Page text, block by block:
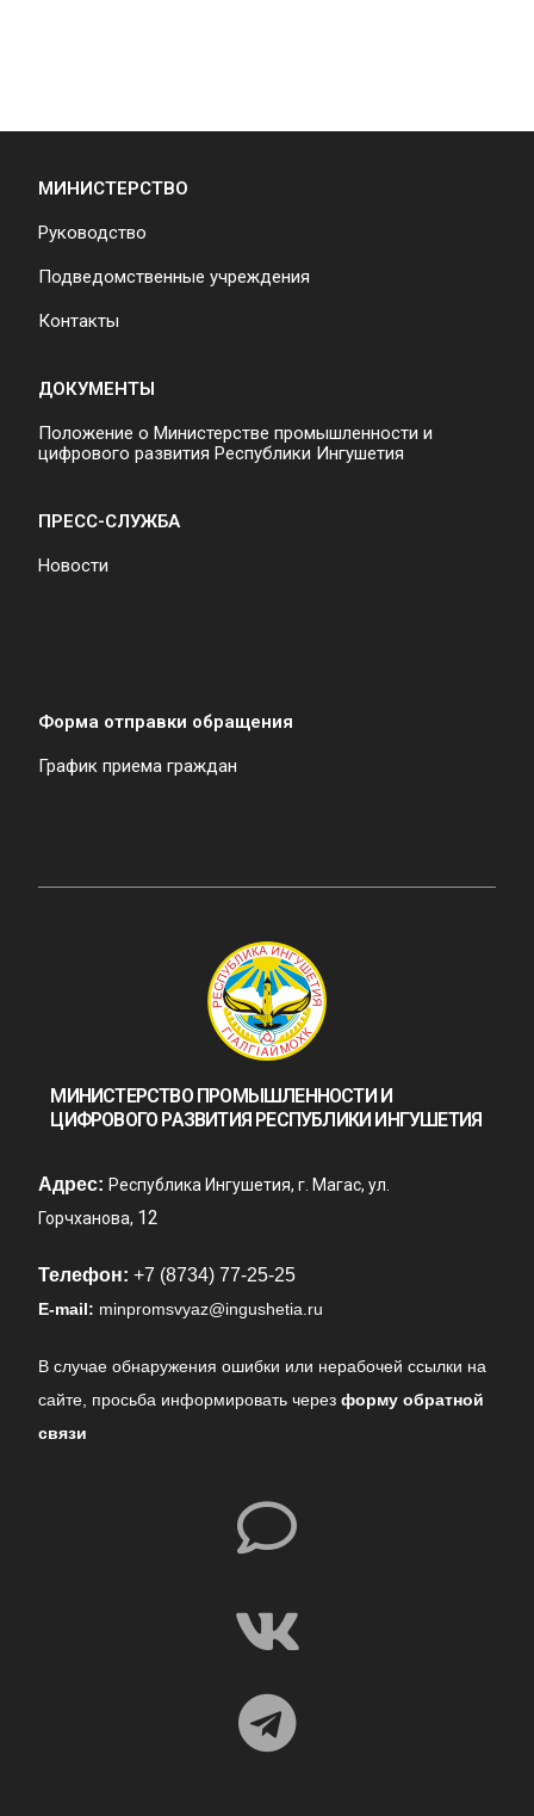
МИНИСТЕРСТВО
Руководство
Подведомственные учреждения
Контакты
ДОКУМЕНТЫ
Положение о Министерстве промышленности и
цифрового развития Республики Ингушетия
ПРЕСС-СЛУЖБА
Новости
Форма отправки обращения
График приема граждан
МИНИСТЕРСТВО ПРОМЫШЛЕННОСТИ И
ЦИФРОВОГО РАЗВИТИЯ РЕСПУБЛИКИ ИНГУШЕТИЯ
Адрес: Республика Ингушетия, г. Магас, ул.
Горчханова, 12
Телефон: +7 (8734) 77-25-25
E-mail: minpromsvyaz@ingushetia.ru
В случае обнаружения ошибки или нерабочей ссылки на
сайте, просьба информировать черезформу обратной
связи